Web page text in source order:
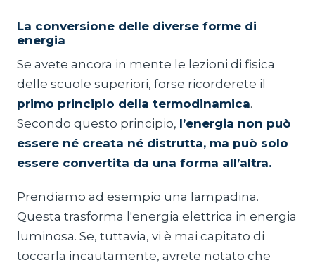
La conversione delle diverse forme di
energia
Se avete ancora in mente le lezioni di fisica
delle scuole superiori, forse ricorderete il
primo principio della termodinamica.
Secondo questo principio, l’energia non può
essere né creata né distrutta, ma può solo
essere convertita da una forma all’altra.
Prendiamo ad esempio una lampadina.
Questa trasforma l'energia elettrica in energia
luminosa. Se, tuttavia, vi è mai capitato di
toccarla incautamente, avrete notato che